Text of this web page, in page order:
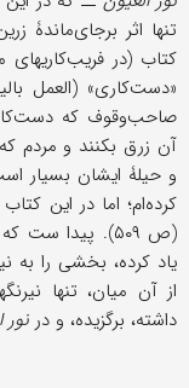
تنها اثر برجای‌ماندۀ
کتاب (در
«دست‌کاری» (العمل
صاحب‌وقوف که دست‌کاری
آن زرق بکنند و مردم
و حیلۀ ایشان بسیار
کرده‌ام؛ اما در این
(ص ۵۰۹). پیدا
یاد کرده، بخشی را به
از آن میان، تنها
داشته، برگزیده، و در نور